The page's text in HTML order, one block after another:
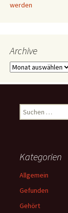
werden
Archive
Archive
Suchen
nach:
Kategorien
Allgemein
Gefunden
Gehört